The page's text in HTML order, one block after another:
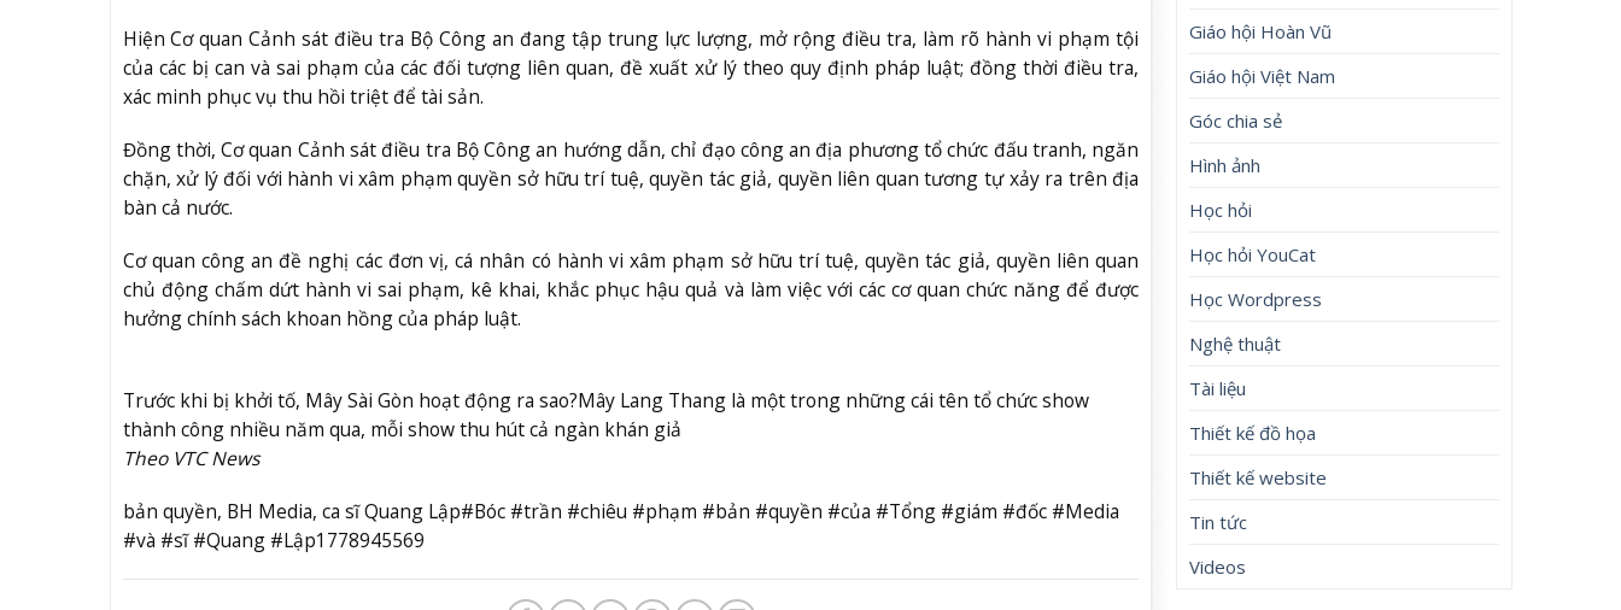
Hiện Cơ quan Cảnh sát điều tra Bộ Công an đang tập trung lực lượng, mở rộng điều tra, làm rõ hành vi phạm tội
của các bị can và sai phạm của các đối tượng liên quan, đề xuất xử lý theo quy định pháp luật; đồng thời điều tra,
xác minh phục vụ thu hồi triệt để tài sản.
Đồng thời, Cơ quan Cảnh sát điều tra Bộ Công an hướng dẫn, chỉ đạo công an địa phương tổ chức đấu tranh, ngăn
chặn, xử lý đối với hành vi xâm phạm quyền sở hữu trí tuệ, quyền tác giả, quyền liên quan tương tự xảy ra trên địa
bàn cả nước.
Cơ quan công an đề nghị các đơn vị, cá nhân có hành vi xâm phạm sở hữu trí tuệ, quyền tác giả, quyền liên quan
chủ động chấm dứt hành vi sai phạm, kê khai, khắc phục hậu quả và làm việc với các cơ quan chức năng để được
hưởng chính sách khoan hồng của pháp luật.
Trước khi bị khởi tố, Mây Sài Gòn hoạt động ra sao?Mây Lang Thang là một trong những cái tên tổ chức show
thành công nhiều năm qua, mỗi show thu hút cả ngàn khán giả
Theo VTC News
bản quyền, BH Media, ca sĩ Quang Lập#Bóc #trần #chiêu #phạm #bản #quyền #của #Tổng #giám #đốc #Media
#và #sĩ #Quang #Lập1778945569
Giáo hội Hoàn Vũ
Giáo hội Việt Nam
Góc chia sẻ
Hình ảnh
Học hỏi
Học hỏi YouCat
Học Wordpress
Nghệ thuật
Tài liệu
Thiết kế đồ họa
Thiết kế website
Tin tức
Videos